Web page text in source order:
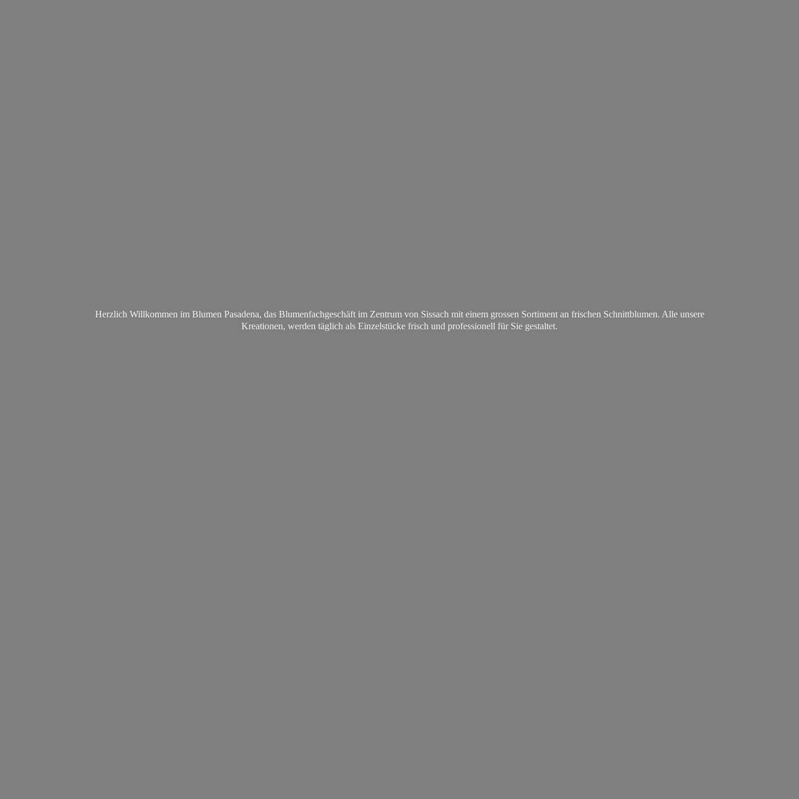
Herzlich Willkommen im Blumen Pasadena, das Blumenfachgeschäft im Zentrum von Sissach mit einem grossen Sortiment an frischen Schnittblumen. Alle unsere
Kreationen, werden täglich als Einzelstücke frisch und professionell für Sie gestaltet.